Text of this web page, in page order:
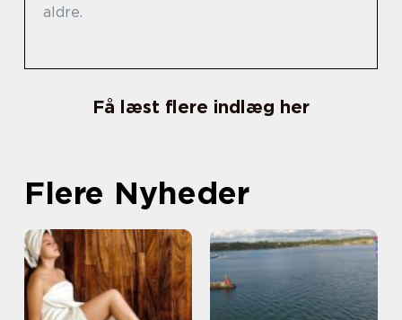
aldre.
Få læst flere indlæg her
Flere Nyheder